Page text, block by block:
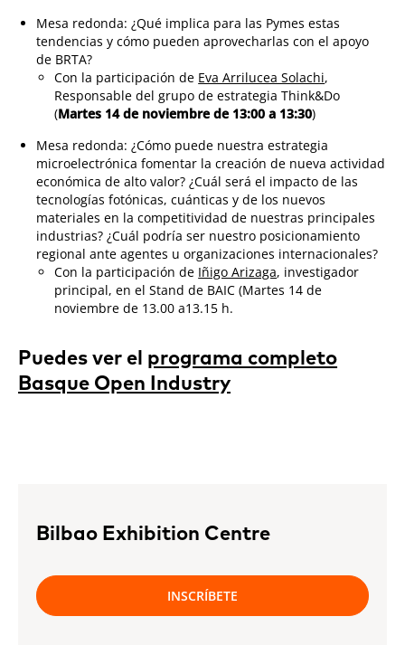
Mesa redonda: ¿Qué implica para las Pymes estas
tendencias y cómo pueden aprovecharlas con el apoyo
de BRTA?
Con la participación de Eva Arrilucea Solachi,
Responsable del grupo de estrategia Think&Do
(Martes 14 de noviembre de 13:00 a 13:30)
Mesa redonda: ¿Cómo puede nuestra estrategia
microelectrónica fomentar la creación de nueva actividad
económica de alto valor? ¿Cuál será el impacto de las
tecnologías fotónicas, cuánticas y de los nuevos
materiales en la competitividad de nuestras principales
industrias? ¿Cuál podría ser nuestro posicionamiento
regional ante agentes u organizaciones internacionales?
Con la participación de Iñigo Arizaga, investigador
principal, en el Stand de BAIC (Martes 14 de
noviembre de 13.00 a13.15 h.
Puedes ver el programa completo
Basque Open Industry
Bilbao Exhibition Centre
INSCRÍBETE